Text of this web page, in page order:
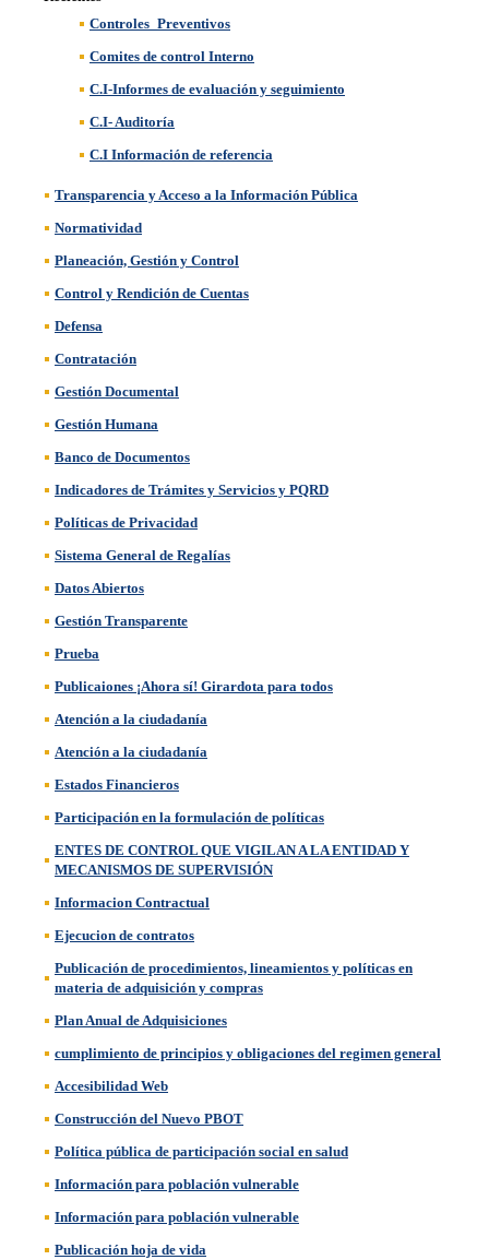
Controles_Preventivos
Comites de control Interno
C.I-Informes de evaluación y seguimiento
C.I- Auditoría
C.I Información de referencia
Transparencia y Acceso a la Información Pública
Normatividad
Planeación, Gestión y Control
Control y Rendición de Cuentas
Defensa
Contratación
Gestión Documental
Gestión Humana
Banco de Documentos
Indicadores de Trámites y Servicios y PQRD
Políticas de Privacidad
Sistema General de Regalías
Datos Abiertos
Gestión Transparente
Prueba
Publicaiones ¡Ahora sí! Girardota para todos
Atención a la ciudadanía
Atención a la ciudadanía
Estados Financieros
Participación en la formulación de políticas
ENTES DE CONTROL QUE VIGILAN A LA ENTIDAD Y
MECANISMOS DE SUPERVISIÓN
Informacion Contractual
Ejecucion de contratos
Publicación de procedimientos, lineamientos y políticas en
materia de adquisición y compras
Plan Anual de Adquisiciones
cumplimiento de principios y obligaciones del regimen general
Accesibilidad Web
Construcción del Nuevo PBOT
Política pública de participación social en salud
Información para población vulnerable
Información para población vulnerable
Publicación hoja de vida